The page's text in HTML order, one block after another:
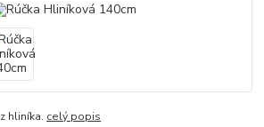
hliníka. celý popis